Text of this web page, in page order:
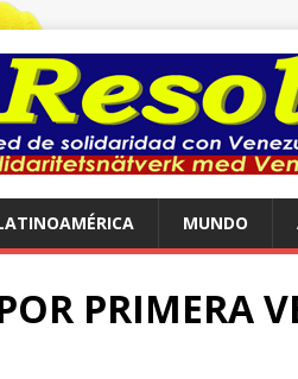
MUNDO
PRIMERA